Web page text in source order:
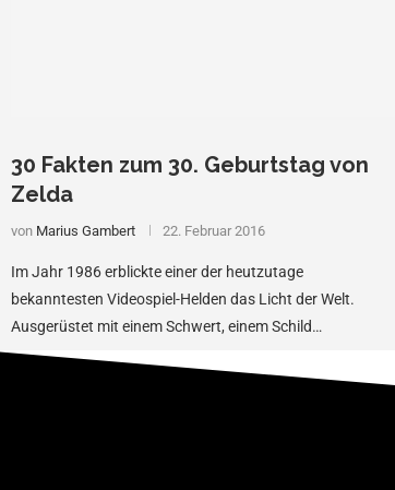
30 Fakten zum 30. Geburtstag von
Zelda
von Marius Gambert 22. Februar 2016
Im Jahr 1986 erblickte einer der heutzutage
bekanntesten Videospiel-Helden das Licht der Welt.
Ausgerüstet mit einem Schwert, einem Schild…